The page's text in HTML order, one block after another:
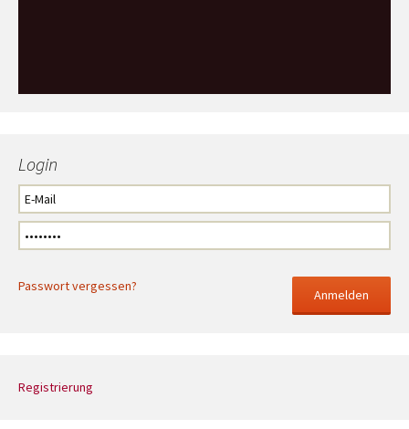
Login
Passwort vergessen?
Registrierung